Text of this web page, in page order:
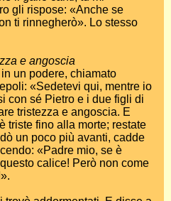
gli rispose: «Anche se
ti rinnegherò». Lo stesso
e angoscia
un podere, chiamato
«Sedetevi qui, mentre io
con sé Pietro e i due figli di
tristezza e angoscia. E
triste fino alla morte; restate
un poco più avanti, cadde
«Padre mio, se è
calice! Però non come